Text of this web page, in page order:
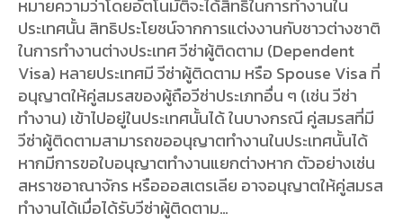
หมายความว่าโดยอัตโนมัติจะได้สิทธิ์ในการทำงานใน
ประเทศนั้น สิทธิประโยชน์จากการแต่งงานกับชาวต่างชาติ
ในการทำงานต่างประเทศ วีซ่าผู้ติดตาม (Dependent
Visa) หลายประเทศมี วีซ่าผู้ติดตาม หรือ Spouse Visa ที่
อนุญาตให้คู่สมรสของผู้ถือวีซ่าประเภทอื่น ๆ (เช่น วีซ่า
ทำงาน) เข้าไปอยู่ในประเทศนั้นได้ ในบางกรณี คู่สมรสที่มี
วีซ่าผู้ติดตามสามารถขออนุญาตทำงานในประเทศนั้นได้
หากมีการขอใบอนุญาตทำงานแยกต่างหาก ตัวอย่างเช่น
สหราชอาณาจักร หรือออสเตรเลีย อาจอนุญาตให้คู่สมรส
ทำงานได้เมื่อได้รับวีซ่าผู้ติดตาม…